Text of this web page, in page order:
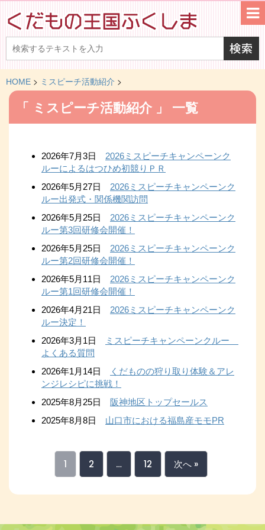
HOME > ミスピーチ活動紹介 >
「 ミスピーチ活動紹介 」 一覧
2026年7月3日 2026ミスピーチキャンペーンク
ルーによるはつひめ初競りＰＲ
2026年5月27日 2026ミスピーチキャンペーンク
ルー出発式・関係機関訪問
2026年5月25日 2026ミスピーチキャンペーンク
ルー第3回研修会開催！
2026年5月25日 2026ミスピーチキャンペーンク
ルー第2回研修会開催！
2026年5月11日 2026ミスピーチキャンペーンク
ルー第1回研修会開催！
2026年4月21日 2026ミスピーチキャンペーンク
ルー決定！
2026年3月1日
ミスピーチキャンペーンクルー
よくある質問
2026年1月14日
くだものの狩り取り体験＆アレ
ンジレシピに挑戦！
2025年8月25日 阪神地区トップセールス
2025年8月8日 山口市における福島産モモPR
1 2 … 12 次へ »